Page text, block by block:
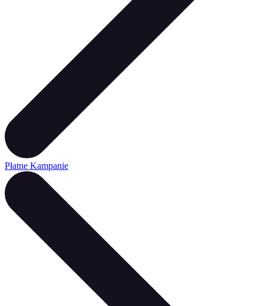
Płatne Kampanie